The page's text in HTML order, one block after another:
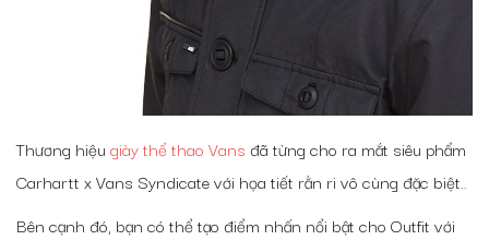
Thương hiệu giày thể thao Vans đã từng cho ra mắt siêu phẩm
Carhartt x Vans Syndicate với họa tiết rằn ri vô cùng đặc biệt..
Bên cạnh đó, bạn có thể tạo điểm nhấn nổi bật cho Outfit với